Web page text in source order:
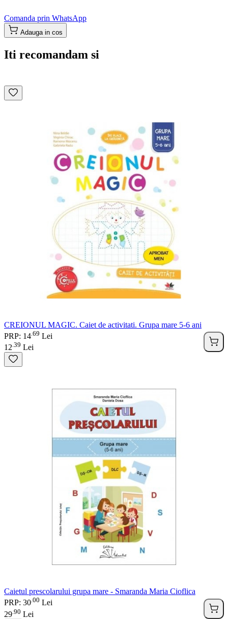
Comanda prin WhatsApp
Adauga in cos
Iti recomandam si
CREIONUL MAGIC. Caiet de activitati. Grupa mare 5-6 ani
PRP: 14 69 Lei
12 39 Lei
Caietul prescolarului grupa mare - Smaranda Maria Cioflica
PRP: 30 00 Lei
29 90 Lei